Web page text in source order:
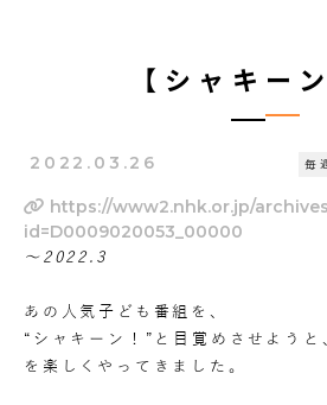
【シャキー
2022.03.26 毎
https://www2.nhk.or.jp/
id=D0009020053_00000
～2022.3
あの人気子ども番組を、
“シャキーン！”と目覚めさせようと
を楽しくやってきました。